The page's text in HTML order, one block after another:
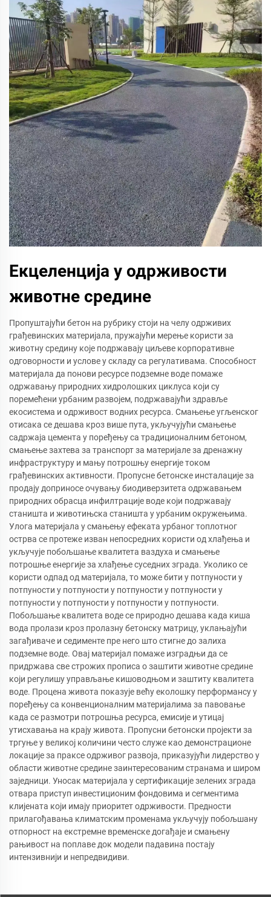
Екцеленција у одрживости
животне средине
Пропуштајући бетон на рубрику стоји на челу одрживих
грађевинских материјала, пружајући мерење користи за
животну средину које подржавају циљеве корпоративне
одговорности и услове у складу са регулативама. Способност
материјала да понови ресурсе подземне воде помаже
одржавању природних хидролошких циклуса који су
поремећени урбаним развојем, подржавајући здравље
екосистема и одрживост водних ресурса. Смањење угљенског
отисака се дешава кроз више пута, укључујући смањење
садржаја цемента у поређењу са традиционалним бетоном,
смањење захтева за транспорт за материјале за дренажну
инфраструктуру и мању потрошњу енергије током
грађевинских активности. Пропусне бетонске инсталације за
продају доприносе очувању биодиверзитета одржавањем
природних обрасца инфилтрације воде који подржавају
станишта и животињска станишта у урбаним окружењима.
Улога материјала у смањењу ефеката урбаног топлотног
острва се протеже изван непосредних користи од хлађења и
укључује побољшање квалитета ваздуха и смањење
потрошње енергије за хлађење суседних зграда. Уколико се
користи одпад од материјала, то може бити у потпуности у
потпуности у потпуности у потпуности у потпуности у
потпуности у потпуности у потпуности у потпуности.
Побољшање квалитета воде се природно дешава када киша
вода пролази кроз пролазну бетонску матрицу, уклањајући
загађиваче и седименте пре него што стигне до залиха
подземне воде. Овај материјал помаже изградњи да се
придржава све строжих прописа о заштити животне средине
који регулишу управљање кишоводњом и заштиту квалитета
воде. Процена живота показује већу еколошку перформансу у
поређењу са конвенционалним материјалима за павовање
када се размотри потрошња ресурса, емисије и утицај
утисхавања на крају живота. Пропусни бетонски пројекти за
тргуње у великој количини често служе као демонстрационе
локације за праксе одрживог развоја, приказујући лидерство у
области животне средине заинтересованим странама и широм
заједници. Уносак материјала у сертификације зелених зграда
отвара приступ инвестиционим фондовима и сегментима
клијената који имају приоритет одрживости. Предности
прилагођавања климатским променама укључују побољшану
отпорност на екстремне временске догађаје и смањену
рањивост на поплаве док модели падавина постају
интензивнији и непредвидиви.